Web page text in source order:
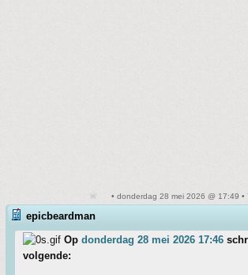
• donderdag 28 mei 2026 @ 17:49 •
epicbeardman
Op donderdag 28 mei 2026 17:46
volgende: